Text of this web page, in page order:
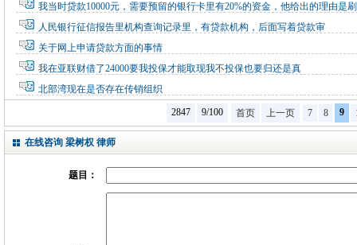
我当时贷款10000元，需要预留的银行卡里有20%的资金，他给出的理由是
人民银行征信报告里机构查询记录里，有贷款机构，后面写着贷款审
关于网上申请贷款方面的事情
我在亚联财借了24000要我投保才能取现我不投保也要归还是真
北部湾现在是否存在传销组织
2847 9/100 首页 上一页 7 8 9
在线咨询 梁树权 律师
题目：